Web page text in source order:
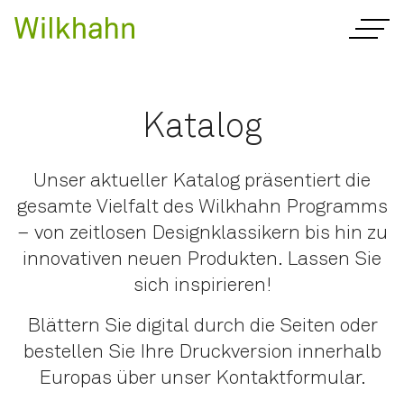
Katalog
Unser aktueller Katalog präsentiert die
gesamte Vielfalt des Wilkhahn Programms
– von zeitlosen Designklassikern bis hin zu
innovativen neuen Produkten. Lassen Sie
sich inspirieren!
Blättern Sie digital durch die Seiten oder
bestellen Sie Ihre Druckversion innerhalb
Europas über unser Kontaktformular.